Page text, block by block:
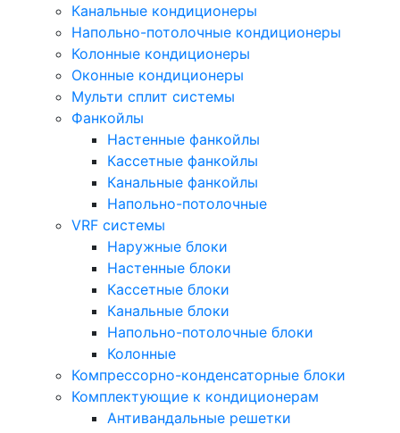
Канальные кондиционеры
Напольно-потолочные кондиционеры
Колонные кондиционеры
Оконные кондиционеры
Мульти сплит системы
Фанкойлы
Настенные фанкойлы
Кассетные фанкойлы
Канальные фанкойлы
Напольно-потолочные
VRF системы
Наружные блоки
Настенные блоки
Кассетные блоки
Канальные блоки
Напольно-потолочные блоки
Колонные
Компрессорно-конденсаторные блоки
Комплектующие к кондиционерам
Антивандальные решетки